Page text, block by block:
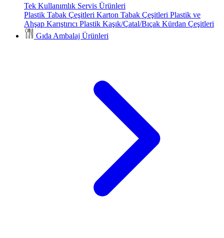
Tek Kullanımlık Servis Ürünleri
Plastik Tabak Çeşitleri Karton Tabak Çeşitleri Plastik ve
Ahşap Karıştırıcı Plastik Kaşık/Çatal/Bıçak Kürdan Çeşitleri
Gıda Ambalaj Ürünleri